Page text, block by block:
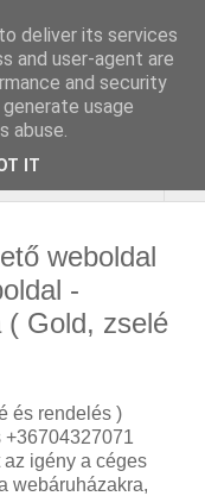
:
weboldal
-
( Gold, zselé
és rendelés )
igény a céges
webáruházakra,
deliver its services
and user-agent are
and security
usage
abuse.
IT